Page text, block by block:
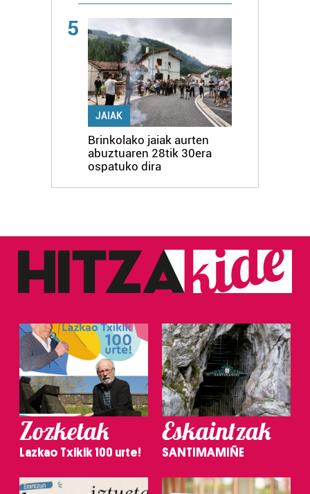
5
JAIAK
Brinkolako jaiak aurten
abuztuaren 28tik 30era
ospatuko dira
Zozketak
Lazkao Txikik 100 urte!
Eskaintzak
SANTIMAMIÑE